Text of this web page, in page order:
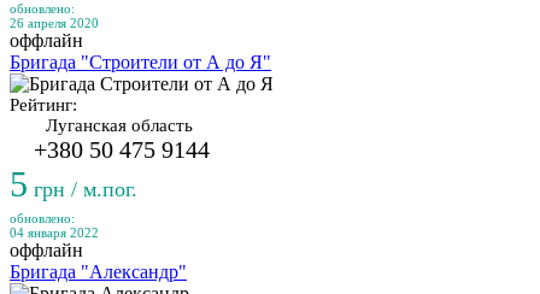
обновлено:
26 апреля 2020
оффлайн
Бригада "Строители от А до Я"
Рейтинг:
Луганская область
+380 50 475 9144
5 грн / м.пог.
обновлено:
04 января 2022
оффлайн
Бригада "Александр"